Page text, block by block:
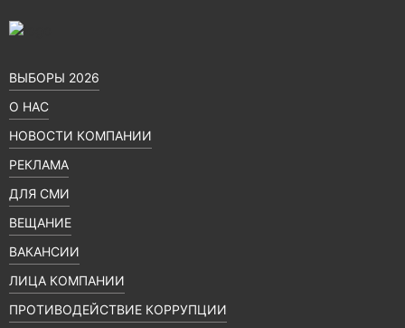
ВЫБОРЫ 2026
О НАС
НОВОСТИ КОМПАНИИ
РЕКЛАМА
ДЛЯ СМИ
ВЕЩАНИЕ
ВАКАНСИИ
ЛИЦА КОМПАНИИ
ПРОТИВОДЕЙСТВИЕ КОРРУПЦИИ